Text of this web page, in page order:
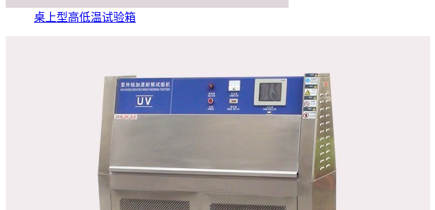
桌上型高低温试验箱